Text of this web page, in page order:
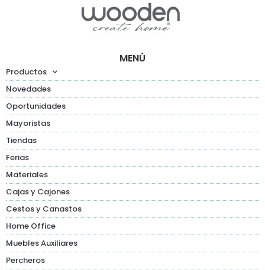
MENÚ
Productos
Novedades
Oportunidades
Mayoristas
Tiendas
Ferias
Materiales
Cajas y Cajones
Cestos y Canastos
Home Office
Muebles Auxiliares
Percheros